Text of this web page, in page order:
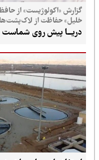
گزارش «اکولوژیست» از حافظان
خلیل» حفاظت از لاک‌پشت‌ها را
دریـــا پیش روی شماست